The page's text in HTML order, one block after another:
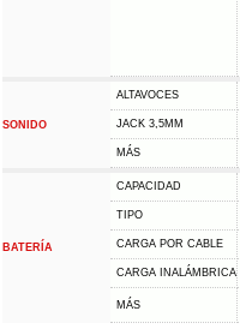
SONIDO
ALTAVOCES
JACK 3,5MM
MÁS
BATERÍA
CAPACIDAD
TIPO
CARGA POR CABLE
CARGA INALÁMBRICA
MÁS